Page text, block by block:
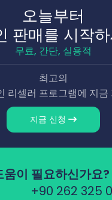
오늘부터
판매를 시작
무료, 간단, 실용적
최고의
리셀러 프로그램에 지금
지금 신청
움이 필요하신가요?
+90 262 325